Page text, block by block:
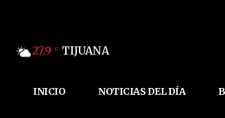
27.9 C TIJUANA
INICIO NOTICIAS DEL DÍA